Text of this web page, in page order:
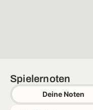
Spielernoten
Deine Noten